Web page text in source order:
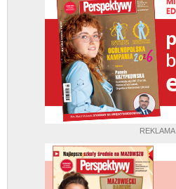
REKLAMA